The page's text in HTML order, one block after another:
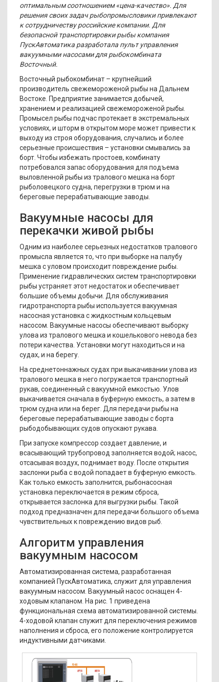
оптимальным соотношением «цена-качество». Для
решения своих задач рыбопромысловики привлекают
к сотрудничеству российские компании. Для
безопасной транспортировки рыбы компания
ПускАвтоматика разработала пульт управления
вакуумными насосами для рыбокомбината
Восточный.
Восточный рыбокомбинат – крупнейший
производитель свежемороженой рыбы на Дальнем
Востоке. Предприятие занимается добычей,
хранением и реализацией свежемороженой рыбы.
Промысел рыбы подчас протекает в экстремальных
условиях, и шторм в открытом море может привести к
выходу из строя оборудования, случались и более
серьезные происшествия – установки смывались за
борт. Чтобы избежать простоев, комбинату
потребовался запас оборудования для подъема
выловленной рыбы из тралового мешка на борт
рыболовецкого судна, перегрузки в трюм и на
береговые перерабатывающие заводы.
Вакуумные насосы для
перекачки живой рыбы
Одним из наиболее серьезных недостатков тралового
промысла является то, что при выборке на палубу
мешка с уловом происходит повреждение рыбы.
Применение гидравлических систем транспортировки
рыбы устраняет этот недостаток и обеспечивает
большие объемы добычи. Для обслуживания
гидротранспорта рыбы использует­ся вакуумная
насосная установка с жидкостным кольцевым
насосом. Вакуумные насосы обеспечивают выборку
улова из тралового мешка и кошелькового невода без
потери качества. Установки могут находиться и на
судах, и на берегу.
На среднетоннажных судах при выкачивании улова из
тралового мешка в него погружается транспортный
рукав, соединенный с вакуумной емкостью. Улов
выкачивается сначала в буферную емкость, а затем в
трюм судна или на берег. Для передачи рыбы на
береговые перерабатывающие заводы с борта
рыбодо­бывающих судов опускают рукава.
При запуске компрессор создает давление, и
всасывающий трубопровод заполняется водой; насос,
отсасывая воздух, поднимает воду. После открытия
заслонки рыба с водой попадает в буферную емкость.
Как только емкость заполнится, рыбонасосная
установка переключается в режим сброса,
открывается заслонка для выгрузки рыбы. Такой
подход предназначен для передачи большого объема
чувствительных к повреждению видов рыб.
Алгоритм управления
вакуумным насосом
Автоматизированная система, разработанная
компанией ПускАвтоматика, служит для управления
вакуумным насосом. Вакуумный насос оснащен 4-
ходовым клапаном. На рис. 1 приве­дена
функциональная схема автоматизированной системы.
4-ходовой клапан служит для переключения режимов
наполнения и сброса, его положение контролируется
индуктивными датчиками.